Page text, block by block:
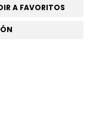
A FAVORITOS